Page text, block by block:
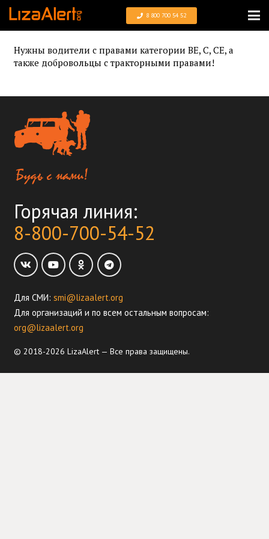
8 800 700 54 52
Нужны водители с правами категории BE, C, CE, а
также добровольцы с тракторными правами!
Горячая линия:
8-800-700-54-52
Для СМИ: smi@lizaalert.org
Для организаций и по всем остальным вопросам:
org@lizaalert.org
© 2018-2026 LizaAlert — Все права защищены.